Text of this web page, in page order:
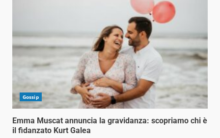
Gossip
Emma Muscat annuncia la gravidanza: scopriamo chi è
il fidanzato Kurt Galea